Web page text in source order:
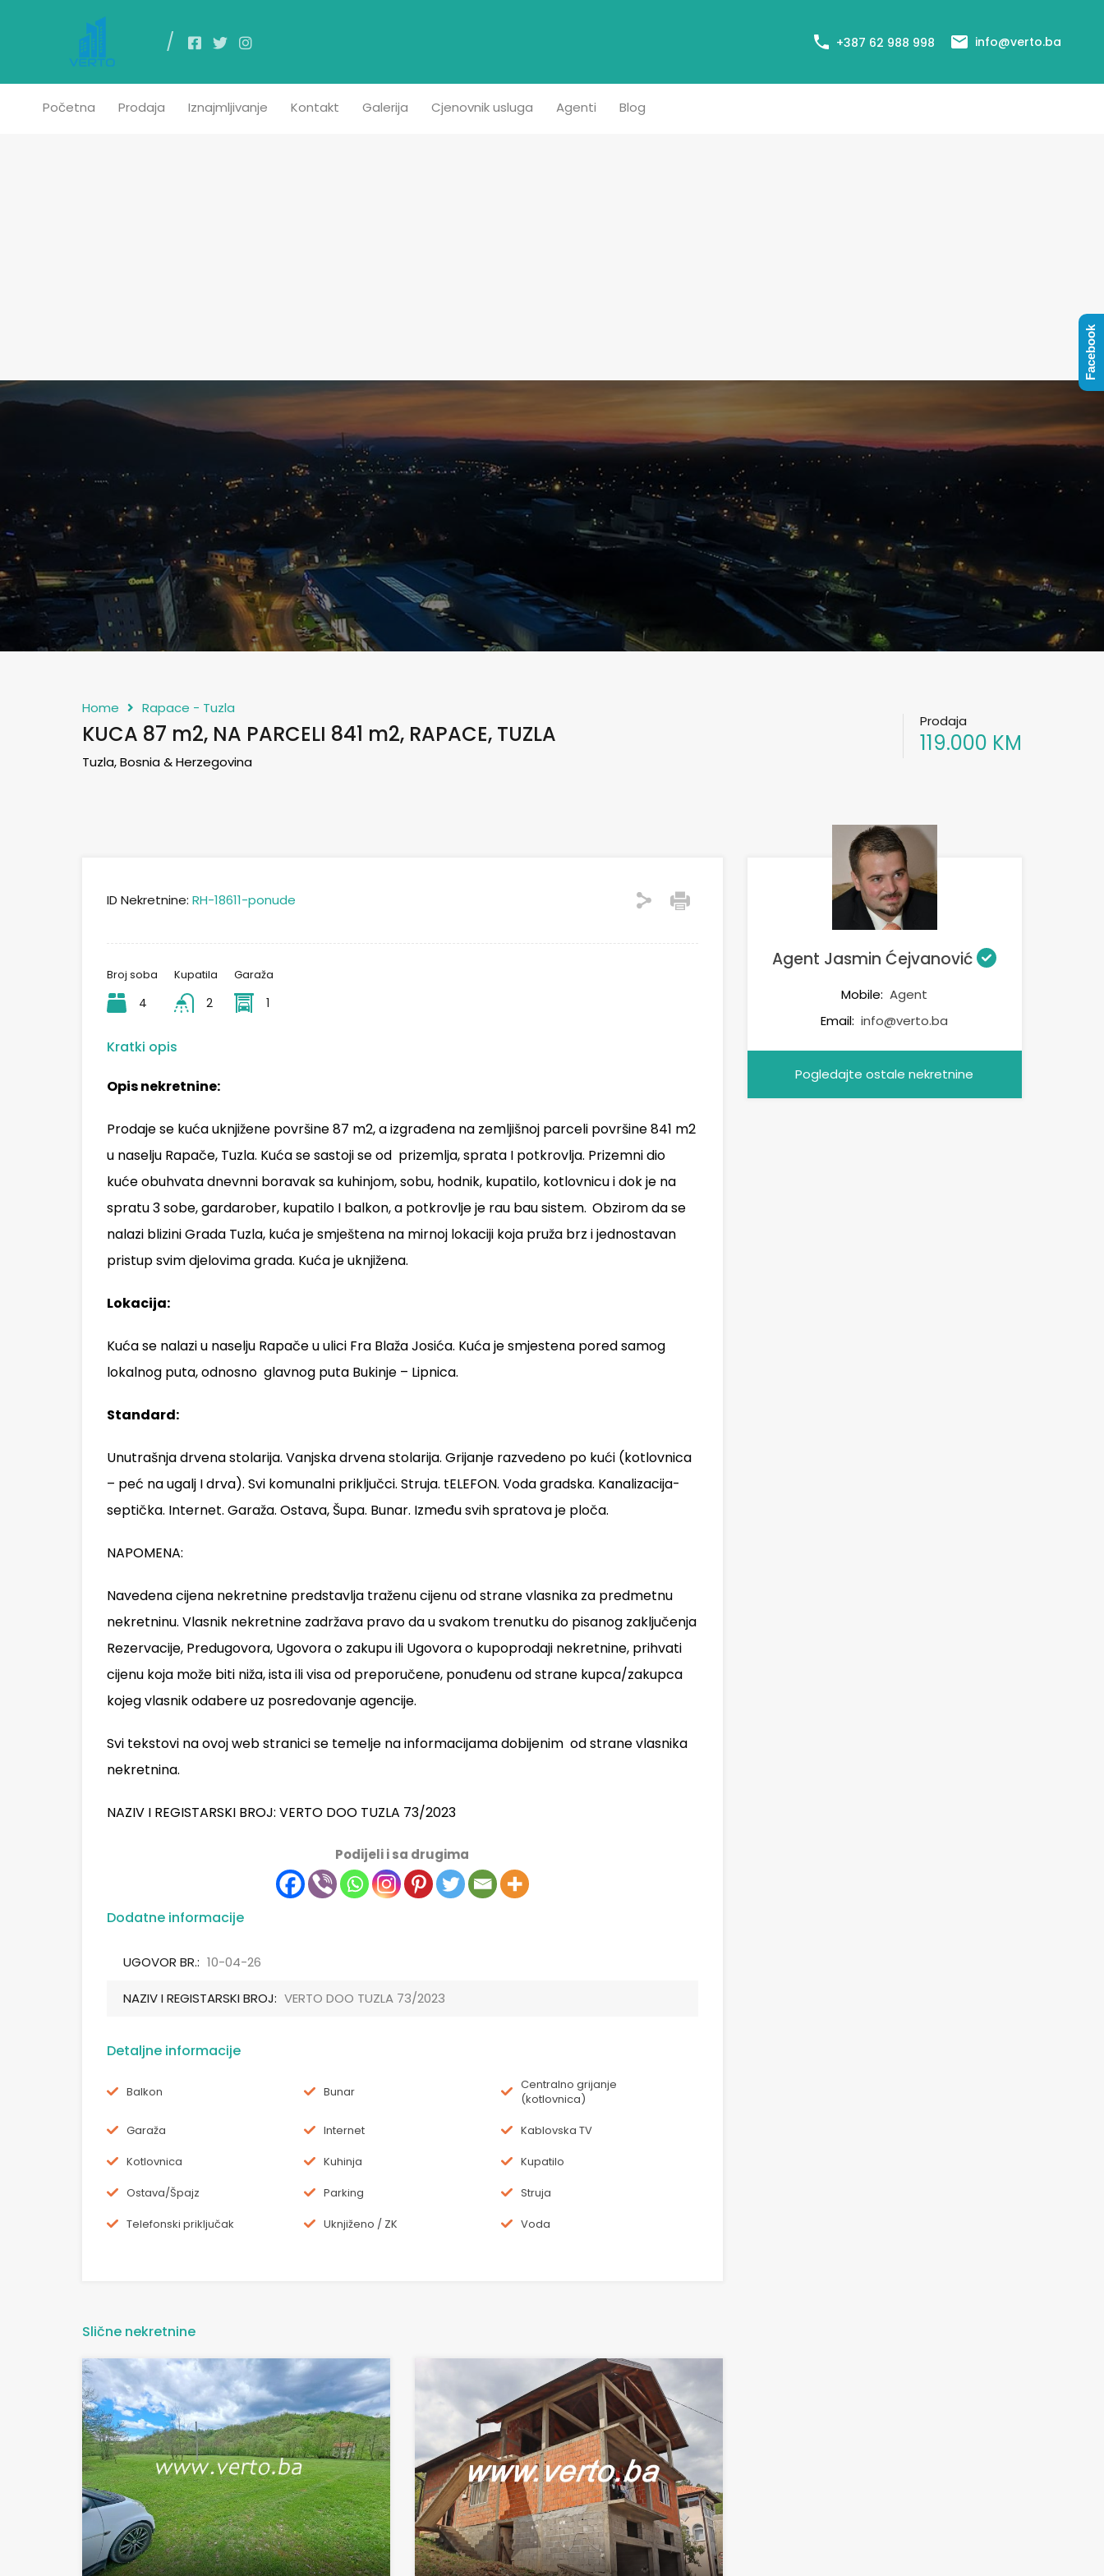
Cjenovnik usluga +387 62 988 998
+387 62 988 998 info@verto.ba
Početna Prodaja Iznajmljivanje Kontakt Galerija Cjenovnik usluga Agenti Blog
Home Rapace - Tuzla
KUCA 87 m2, NA PARCELI 841 m2, RAPACE, TUZLA
Tuzla, Bosnia & Herzegovina
Prodaja
119.000 KM
ID Nekretnine: RH-18611-ponude
Broj soba
4
Kupatila
2
Garaža
1
Kratki opis
Opis nekretnine:
Prodaje se kuća uknjižene površine 87 m2, a izgrađena na zemljišnoj parceli površine 841 m2
u naselju Rapače, Tuzla. Kuća se sastoji se od prizemlja, sprata I potkrovlja. Prizemni dio
kuće obuhvata dnevnni boravak sa kuhinjom, sobu, hodnik, kupatilo, kotlovnicu i dok je na
spratu 3 sobe, gardarober, kupatilo I balkon, a potkrovlje je rau bau sistem. Obzirom da se
nalazi blizini Grada Tuzla, kuća je smještena na mirnoj lokaciji koja pruža brz i jednostavan
pristup svim djelovima grada. Kuća je uknjižena.
Lokacija:
Kuća se nalazi u naselju Rapače u ulici Fra Blaža Josića. Kuća je smjestena pored samog
lokalnog puta, odnosno glavnog puta Bukinje – Lipnica.
Standard:
Unutrašnja drvena stolarija. Vanjska drvena stolarija. Grijanje razvedeno po kući (kotlovnica
– peć na ugalj I drva). Svi komunalni priključci. Struja. tELEFON. Voda gradska. Kanalizacija-
septička. Internet. Garaža. Ostava, Šupa. Bunar. Između svih spratova je ploča.
NAPOMENA:
Navedena cijena nekretnine predstavlja traženu cijenu od strane vlasnika za predmetnu
nekretninu. Vlasnik nekretnine zadržava pravo da u svakom trenutku do pisanog zaključenja
Rezervacije, Predugovora, Ugovora o zakupu ili Ugovora o kupoprodaji nekretnine, prihvati
cijenu koja može biti niža, ista ili visa od preporučene, ponuđenu od strane kupca/zakupca
kojeg vlasnik odabere uz posredovanje agencije.
Svi tekstovi na ovoj web stranici se temelje na informacijama dobijenim od strane vlasnika
nekretnina.
NAZIV I REGISTARSKI BROJ: VERTO DOO TUZLA 73/2023
Podijeli i sa drugima
Dodatne informacije
UGOVOR BR.: 10-04-26
NAZIV I REGISTARSKI BROJ: VERTO DOO TUZLA 73/2023
Detaljne informacije
Balkon Bunar
Centralno grijanje
(kotlovnica)
Garaža
Internet
Kablovska TV
Kotlovnica
Kuhinja
Kupatilo
Ostava/Špajz
Parking
Struja
Telefonski priključak
Uknjiženo / ZK Voda
Slične nekretnine
Agent Jasmin Ćejvanović
Mobile: Agent
Email: info@verto.ba
Pogledajte ostale nekretnine
Facebook